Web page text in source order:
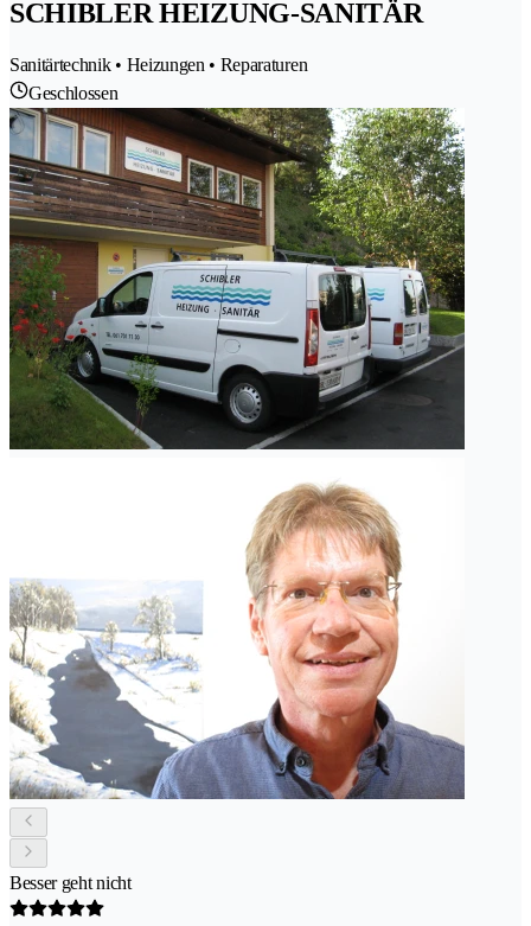
SCHIBLER HEIZUNG-SANITÄR
Sanitärtechnik • Heizungen • Reparaturen
Geschlossen
Besser geht nicht